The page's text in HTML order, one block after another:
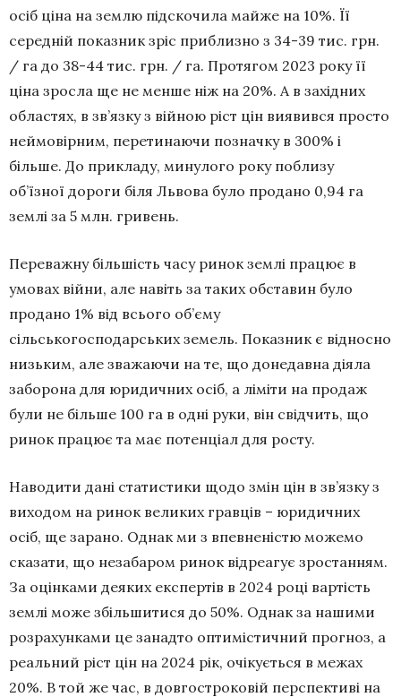
осіб ціна на землю підскочила майже на 10%. Її
середній показник зріс приблизно з 34-39 тис. грн.
/ га до 38-44 тис. грн. / га. Протягом 2023 року її
ціна зросла ще не менше ніж на 20%. А в західних
областях, в зв’язку з війною ріст цін виявився просто
неймовірним, перетинаючи позначку в 300% і
більше. До прикладу, минулого року поблизу
об’їзної дороги біля Львова було продано 0,94 га
землі за 5 млн. гривень.
Переважну більшість часу ринок землі працює в
умовах війни, але навіть за таких обставин було
продано 1% від всього об’єму
сільськогосподарських земель. Показник є відносно
низьким, але зважаючи на те, що донедавна діяла
заборона для юридичних осіб, а ліміти на продаж
були не більше 100 га в одні руки, він свідчить, що
ринок працює та має потенціал для росту.
Наводити дані статистики щодо змін цін в зв’язку з
виходом на ринок великих гравців – юридичних
осіб, ще зарано. Однак ми з впевненістю можемо
сказати, що незабаром ринок відреагує зростанням.
За оцінками деяких експертів в 2024 році вартість
землі може збільшитися до 50%. Однак за нашими
розрахунками це занадто оптимістичний прогноз, а
реальний ріст цін на 2024 рік, очікується в межах
20%. В той же час, в довгостроковій перспективі на